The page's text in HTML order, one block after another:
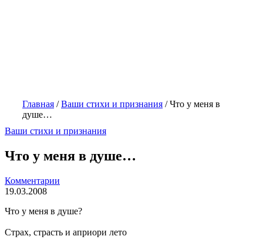
Главная /Ваши стихи и признания /Что у меня в
душе…
Ваши стихи и признания
Что у меня в душе…
Комментарии
19.03.2008
Что у меня в душе?
Страх, страсть и априори лето